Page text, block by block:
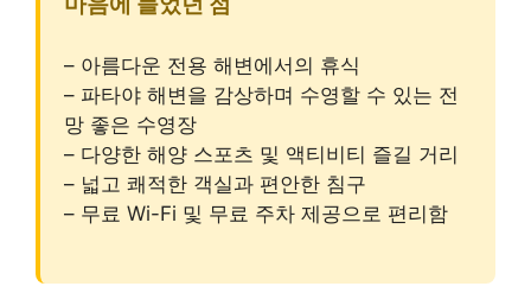
– 아름다운 전용 해변에서의 휴식
– 파타야 해변을 감상하며 수영할 수 있는 전
망 좋은 수영장
– 다양한 해양 스포츠 및 액티비티 즐길 거리
– 넓고 쾌적한 객실과 편안한 침구
– 무료 Wi-Fi 및 무료 주차 제공으로 편리함